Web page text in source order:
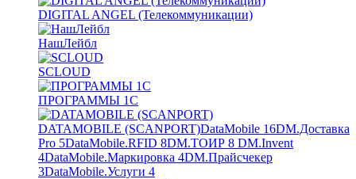
DIGITAL ANGEL (Телекоммуникации)
НашЛейбл
SCLOUD
ПРОГРАММЫ 1С
DATAMOBILE (SCANPORT)DataMobile 16DM.Доставка
Pro 5DataMobile.RFID 8DM.ТОИР 8 DM.Invent
4DataMobile.Маркировка 4DM.Прайсчекер
3DataMobile.Услуги 4